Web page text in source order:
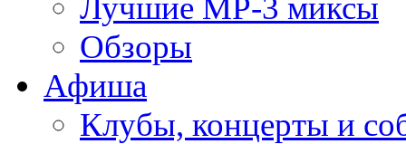
Лучшие MP-3 миксы
Обзоры
Афиша
Клубы, концерты и